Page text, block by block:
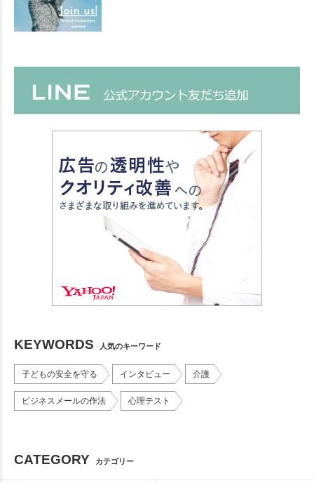
KEYWORDS 人気のキーワード
子どもの安全を守る インタビュー 介護
ビジネスメールの作法 心理テスト
CATEGORY カテゴリー